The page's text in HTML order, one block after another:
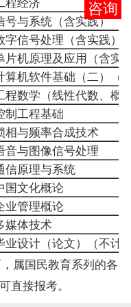
号与系统（含实践）
字信号处理（含实践
片机原理及应用（含
算机软件基础（二）
程数学（线性代数、概
制工程基础
相与频率合成技术
音与图像信号处理
信原理与系统
国文化概论
业管理概论
媒体技术
业设计（论文）（不
属国民教育系列的各
直接报考。
咨询